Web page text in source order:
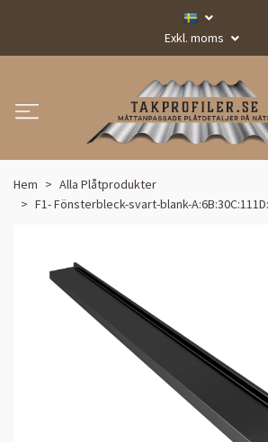
Exkl. moms
Hem
Alla Plåtprodukter
F1- Fönsterbleck-svart-blank-